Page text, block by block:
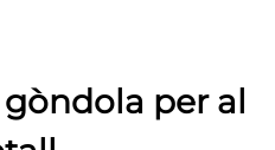
per al